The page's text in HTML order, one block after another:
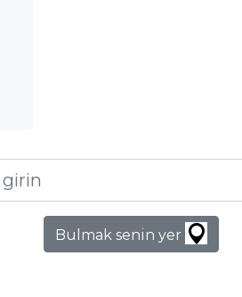
Bulmak senin yer